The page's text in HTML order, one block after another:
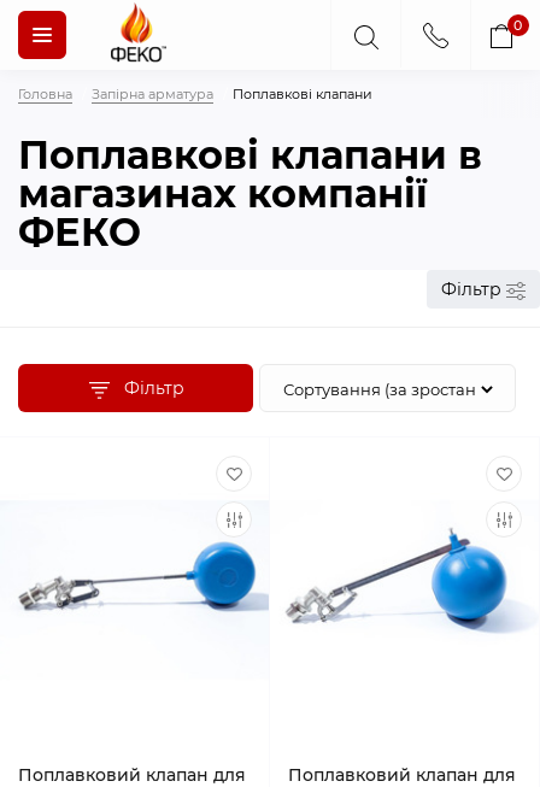
0
Головна Запірна арматура Поплавкові клапани
Поплавкові клапани в
магазинах компанії
ФЕКО
Фільтр
Фільтр
Поплавковий клапан для
Поплавковий клапан для